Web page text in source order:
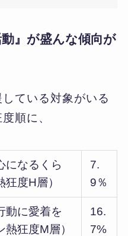
』が盛んな傾向が
ている対象がいる
順に、
になるくら
度H層）
7.
9％
動に愛着を
狂度M層）
16.
7%